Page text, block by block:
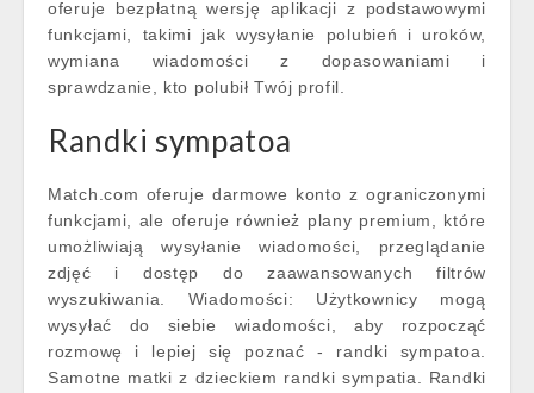
oferuje bezpłatną wersję aplikacji z podstawowymi
funkcjami, takimi jak wysyłanie polubień i uroków,
wymiana wiadomości z dopasowaniami i
sprawdzanie, kto polubił Twój profil.
Randki sympatoa
Match.com oferuje darmowe konto z ograniczonymi
funkcjami, ale oferuje również plany premium, które
umożliwiają wysyłanie wiadomości, przeglądanie
zdjęć i dostęp do zaawansowanych filtrów
wyszukiwania. Wiadomości: Użytkownicy mogą
wysyłać do siebie wiadomości, aby rozpocząć
rozmowę i lepiej się poznać - randki sympatoa.
Samotne matki z dzieckiem randki sympatia. Randki